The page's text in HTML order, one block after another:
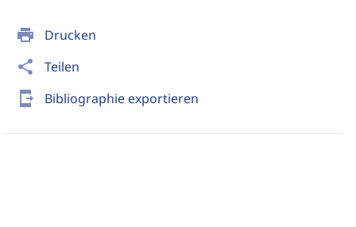
print Drucken
share Teilen
send_to_mobile Bibliographie exportieren